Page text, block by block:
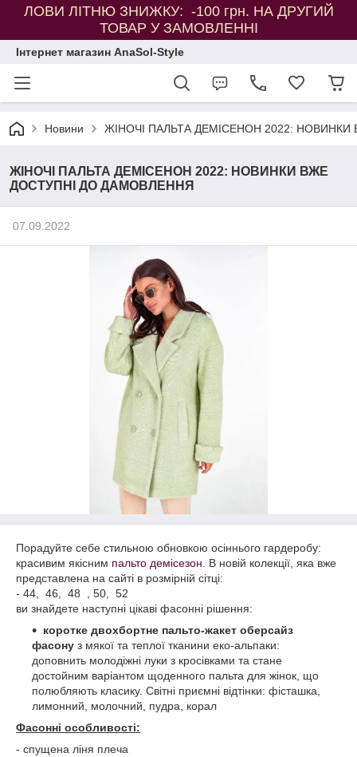
ЛОВИ ЛІТНЮ ЗНИЖКУ: -100 грн. НА ДРУГИЙ
ТОВАР У ЗАМОВЛЕННІ
Інтернет магазин AnaSol-Style
Новини ЖІНОЧІ ПАЛЬТА ДЕМІСЕНОН 2022:
ЖІНОЧІ ПАЛЬТА ДЕМІСЕНОН 2022: НОВИНКИ ВЖЕ
ДОСТУПНІ ДО ДАМОВЛЕННЯ
07.09.2022
Порадуйте себе стильною обновкою осіннього гардеробу:
красивим якісним пальто демісезон . В новій колекції, яка вже
представлена на сайті в розмірній сітці:
- 44, 46, 48 , 50, 52
ви знайдете наступні цікаві фасонні рішення:
коротке двохбортне пальто-жакет оберсайз
фасону з мякої та теплої тканини еко-альпаки:
доповнить молодіжні луки з кросівками та стане
достойним варіантом щоденного пальта для жінок, що
полюбляють класику. Світні приємні відтінки: фісташка,
лимонний, молочний, пудра, корал
Фасонні особливості:
- спущена ліня плеча